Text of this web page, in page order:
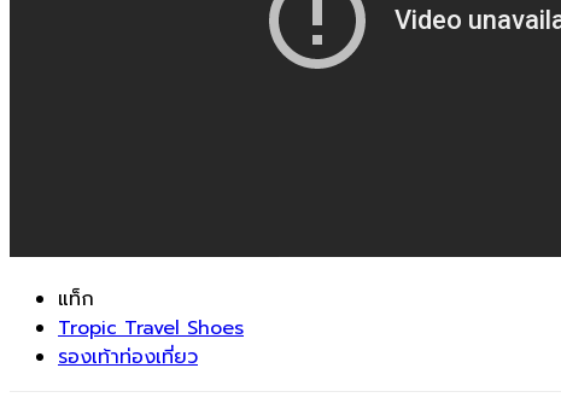
แท็ก
Tropic Travel Shoes
รองเท้าท่องเที่ยว